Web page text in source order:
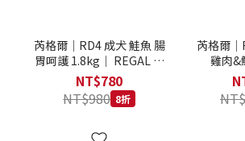
芮格爾｜RD4 成犬 鮭魚 腸
胃呵護 1.8kg｜ REGAL 天
然犬糧 狗飼料
NT$780
NT$980 8折
芮格爾
雞肉&